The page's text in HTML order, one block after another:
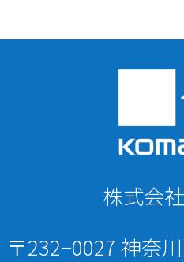
の
ジ
株式会
〒232−0027 神奈